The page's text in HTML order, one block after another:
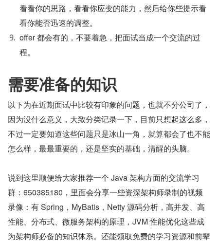
看看你的思路，看看你应变的能力，然后给你些提示看
看你能否迅速的调整。
offer 都会有的，不要着急，把面试当成一个交流的过
程。
需要准备的知识
以下为在近期面试中比较有印象的问题，也就不分公司了，
因为没什么意义，大致分类记录一下，目前只想起这么多，
不过一定要知道这些问题只是冰山一角，就算都会了也不能
怎么样，最最重要的，还是坚实的基础，清醒的头脑。
说到这里顺便给大家推荐一个 Java 架构方面的交流学习
群：650385180，里面会分享一些资深架构师录制的视频
录像：有 Spring，MyBatis，Netty 源码分析，高并发、高
性能、分布式、微服务架构的原理，JVM 性能优化这些成
为架构师必备的知识体系。还能领取免费的学习资源和前辈